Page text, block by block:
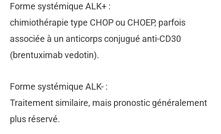
Forme systémique ALK+ :
chimiothérapie type CHOP ou CHOEP, parfois
associée à un anticorps conjugué anti-CD30
(brentuximab vedotin).
Forme systémique ALK- :
Traitement similaire, mais pronostic généralement
plus réservé.